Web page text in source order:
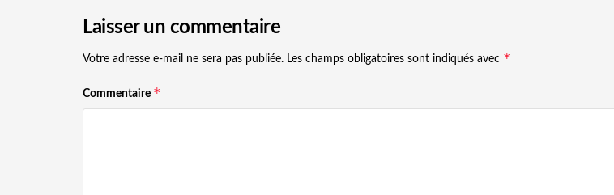
Laisser un commentaire
Votre adresse e-mail ne sera pas publiée. Les champs obligatoires sont indiqués avec *
Commentaire *